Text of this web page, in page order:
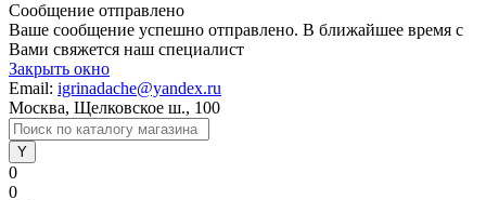
Сообщение отправлено
Ваше сообщение успешно отправлено. В ближайшее время с
Вами свяжется наш специалист
Закрыть окно
Email: igrinadache@yandex.ru
Москва, Щелковское ш., 100
0
0